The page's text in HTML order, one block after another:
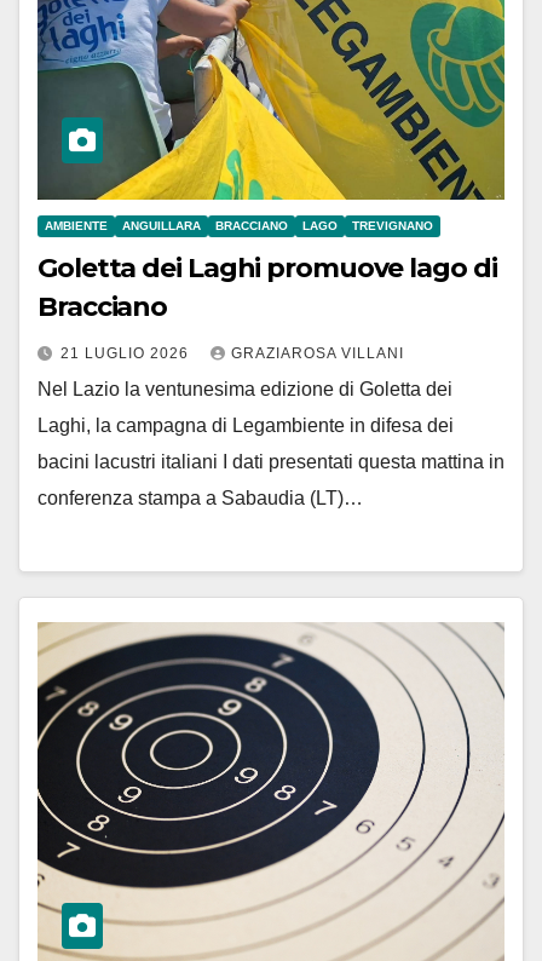
AMBIENTE ANGUILLARA BRACCIANO LAGO TREVIGNANO
Goletta dei Laghi promuove lago di
Bracciano
21 LUGLIO 2026 GRAZIAROSA VILLANI
Nel Lazio la ventunesima edizione di Goletta dei
Laghi, la campagna di Legambiente in difesa dei
bacini lacustri italiani I dati presentati questa mattina in
conferenza stampa a Sabaudia (LT)…